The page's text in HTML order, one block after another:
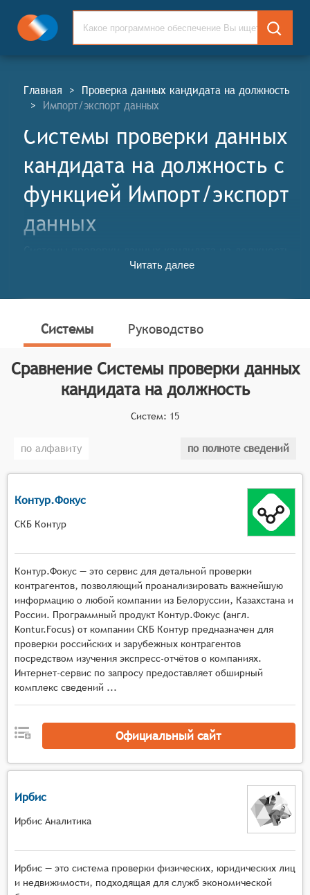
Главная > Проверка данных кандидата на должность
> Импорт/экспорт данных
Системы проверки данных
кандидата на должность c
функцией Импорт/экспорт
данных
(СПДКД, англ. Position Candidate Background Check
инструменты, предназначенные для сбора, анализа
трудоустройство. Эти системы играют ключевую
роль в процессе найма, обеспечивая безопасность и
надежность рабочего коллектива.
Классификатор программных продуктов Соваре
для систем. должность, они должны иметь
данных кандидата, включая проверку
подлинности предоставленных документов
(образование, квалификация, сертификаты),
проверку криминального прошлого и
кредитной истории.
Интеграция с внешними базами данных:
Система должна интегрироваться с
государственными реестрами, базами данных
правоохранительных органов и другими
внешними источниками данных для получения
актуальной информации о кандидате.
Автоматизация процесса проверки: Система
затрачиваемые на ручную обработку
информации.
Защита персональных данных: Система должна
обеспечивать защиту персональных данных
кандидата в соответствии с законодательством
несанкционированный доступ и использование
информации.
Отчётность и аналитика: Система должна
предоставлять отчёты и аналитику по
Читать далее
Системы Руководство
Сравнение Системы проверки данных
кандидата на должность
Систем: 15
по алфавиту по полноте сведений
Контур.Фокус
СКБ Контур
Контур.Фокус — это сервис для детальной проверки
контрагентов, позволяющий проанализировать важнейшую
информацию о любой компании из Белоруссии, Казахстана и
России. Программный продукт Контур.Фокус (англ.
Kontur.Focus) от компании СКБ Контур предназначен для
проверки российских и зарубежных контрагентов
посредством изучения экспресс-отчётов о компаниях.
Интернет-сервис по запросу предоставляет обширный
комплекс сведений ...
Официальный сайт
Ирбис
Ирбис Аналитика
Ирбис — это система проверки физических, юридических лиц
и недвижимости, подходящая для служб экономической